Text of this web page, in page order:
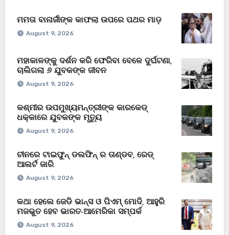
ମମତା ବାନାର୍ଜୀଙ୍କ କାଫଲା ଉପରେ ପଥର ମାଡ଼
August 9, 2026
ମହାକାଳଙ୍କୁ ଦର୍ଶନ କରି ଫେରିବା ବେଳେ ଦୁର୍ଘଟଣା,
ଚାଲିଗଲା ୬ ଯୁବକଙ୍କ ଜୀବନ
August 9, 2026
କଶ୍ମୀର ଉପମୁଖ୍ୟମନ୍ତ୍ରୀଙ୍କ କାରକେଡ୍
ଧକ୍କାରେ ଯୁବକଙ୍କ ମୃତ୍ୟୁ
August 9, 2026
ଚୀନରେ ଟାଇଫୁନ୍ ଡଲଫିନ୍ ର ତାଣ୍ଡବ, ରେଡ୍
ଆଲର୍ଟ ଜାରି
August 9, 2026
କଥା ହେଲେ ଜେଡି ଭାନ୍ସ ଓ ପିଏମ୍ ମୋଦି, ଆହୁରି
ମଜଭୁତ ହେବ ଭାରତ-ଆମେରିକା ସମ୍ପର୍କ
August 9, 2026